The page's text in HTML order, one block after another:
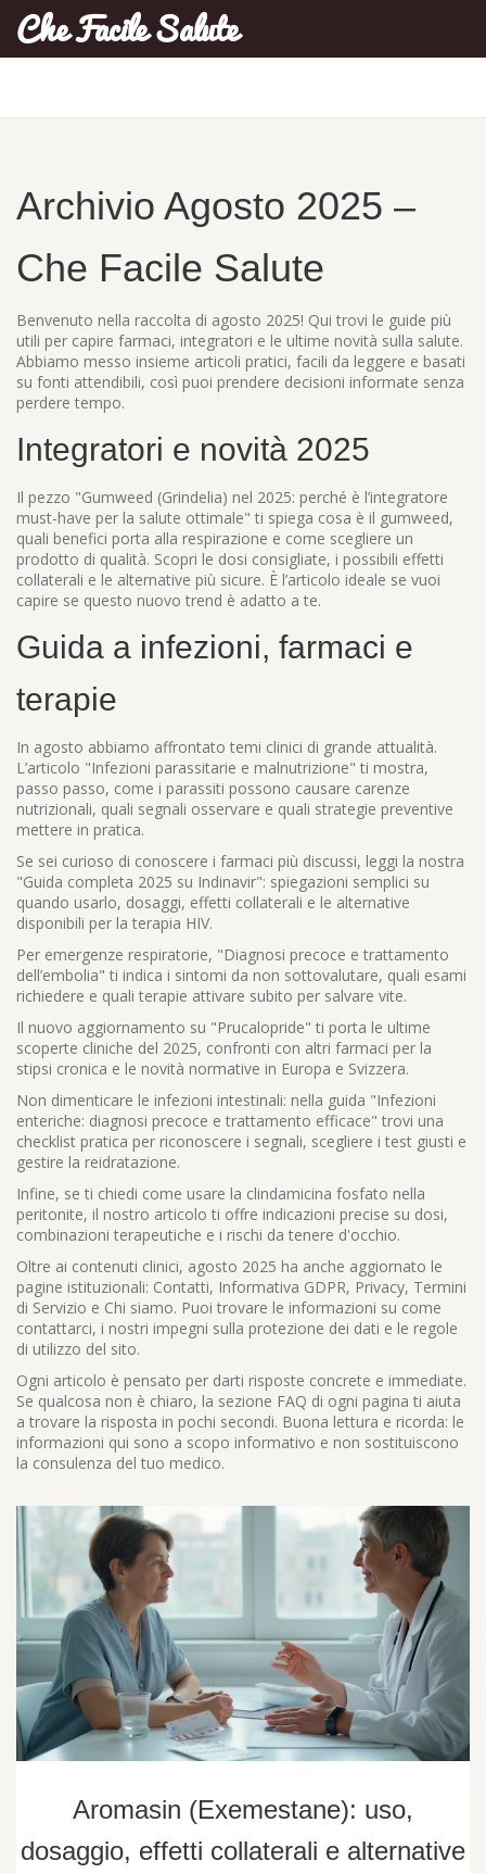
Che Facile Salute
Archivio Agosto 2025 –
Che Facile Salute
Benvenuto nella raccolta di agosto 2025! Qui trovi le guide più
utili per capire farmaci, integratori e le ultime novità sulla salute.
Abbiamo messo insieme articoli pratici, facili da leggere e basati
su fonti attendibili, così puoi prendere decisioni informate senza
perdere tempo.
Integratori e novità 2025
Il pezzo "Gumweed (Grindelia) nel 2025: perché è l’integratore
must-have per la salute ottimale" ti spiega cosa è il gumweed,
quali benefici porta alla respirazione e come scegliere un
prodotto di qualità. Scopri le dosi consigliate, i possibili effetti
collaterali e le alternative più sicure. È l’articolo ideale se vuoi
capire se questo nuovo trend è adatto a te.
Guida a infezioni, farmaci e
terapie
In agosto abbiamo affrontato temi clinici di grande attualità.
L’articolo "Infezioni parassitarie e malnutrizione" ti mostra,
passo passo, come i parassiti possono causare carenze
nutrizionali, quali segnali osservare e quali strategie preventive
mettere in pratica.
Se sei curioso di conoscere i farmaci più discussi, leggi la nostra
"Guida completa 2025 su Indinavir": spiegazioni semplici su
quando usarlo, dosaggi, effetti collaterali e le alternative
disponibili per la terapia HIV.
Per emergenze respiratorie, "Diagnosi precoce e trattamento
dell’embolia" ti indica i sintomi da non sottovalutare, quali esami
richiedere e quali terapie attivare subito per salvare vite.
Il nuovo aggiornamento su "Prucalopride" ti porta le ultime
scoperte cliniche del 2025, confronti con altri farmaci per la
stipsi cronica e le novità normative in Europa e Svizzera.
Non dimenticare le infezioni intestinali: nella guida "Infezioni
enteriche: diagnosi precoce e trattamento efficace" trovi una
checklist pratica per riconoscere i segnali, scegliere i test giusti e
gestire la reidratazione.
Infine, se ti chiedi come usare la clindamicina fosfato nella
peritonite, il nostro articolo ti offre indicazioni precise su dosi,
combinazioni terapeutiche e i rischi da tenere d'occhio.
Oltre ai contenuti clinici, agosto 2025 ha anche aggiornato le
pagine istituzionali: Contatti, Informativa GDPR, Privacy, Termini
di Servizio e Chi siamo. Puoi trovare le informazioni su come
contattarci, i nostri impegni sulla protezione dei dati e le regole
di utilizzo del sito.
Ogni articolo è pensato per darti risposte concrete e immediate.
Se qualcosa non è chiaro, la sezione FAQ di ogni pagina ti aiuta
a trovare la risposta in pochi secondi. Buona lettura e ricorda: le
informazioni qui sono a scopo informativo e non sostituiscono
la consulenza del tuo medico.
Aromasin (Exemestane): uso,
dosaggio, effetti collaterali e alternative